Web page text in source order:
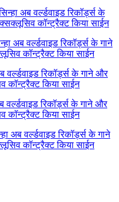
अब वर्ल्डवाइड रिकॉर्ड्स के
कॉन्ट्रैक्ट किया साईन
अब वर्ल्डवाइड रिकॉर्ड्स के गाने
कॉन्ट्रैक्ट किया साईन
वर्ल्डवाइड रिकॉर्ड्स के गाने और
कॉन्ट्रैक्ट किया साईन
वर्ल्डवाइड रिकॉर्ड्स के गाने और
कॉन्ट्रैक्ट किया साईन
अब वर्ल्डवाइड रिकॉर्ड्स के गाने
कॉन्ट्रैक्ट किया साईन